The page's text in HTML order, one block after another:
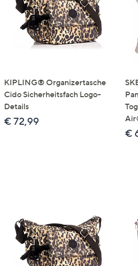
KIPLING® Organizertasche
Cido Sicherheitsfach Logo-
Details
€ 72,99
€